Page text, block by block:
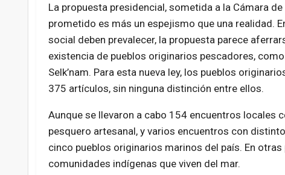
La propuesta presidencial, sometida a la Cámara
prometido es más un espejismo que una realidad.
social deben prevalecer, la propuesta parece
existencia de pueblos originarios pescadores,
Selk’nam. Para esta nueva ley, los pueblos
375 artículos, sin ninguna distinción entre ellos.
Aunque se llevaron a cabo 154 encuentros locales
pesquero artesanal, y varios encuentros con
cinco pueblos originarios marinos del país. En
comunidades indígenas que viven del mar.